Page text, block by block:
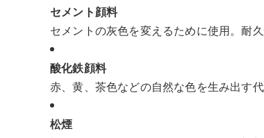
セメント顔料
セメントの灰色を変えるために使用。耐
酸化鉄顔料
赤、黄、茶色などの自然な色を生み出す
松煙